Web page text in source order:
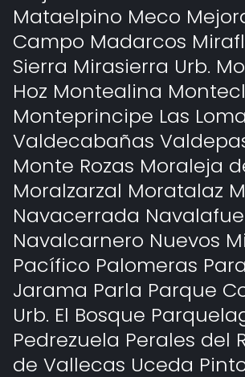
Mataelpino Meco
Campo Madarcos
Sierra Mirasierra Urb.
Hoz Montealina
Monteprincipe Las
Valdecabañas
Monte Rozas Moraleja
Moralzarzal Moratalaz
Navacerrada
Navalcarnero Nuevos
Pacífico Palomeras
Jarama Parla Parque
Urb. El Bosque
Pedrezuela Perales del
de Vallecas Uceda